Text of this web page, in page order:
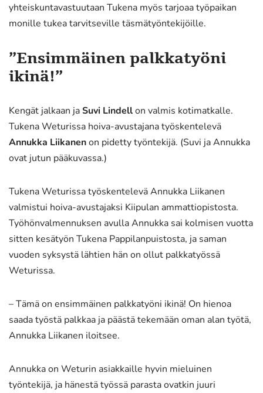
yhteiskuntavastuutaan Tukena myös tarjoaa työpaikan
monille tukea tarvitseville täsmätyöntekijöille.
”Ensimmäinen palkkatyöni
ikinä!”
Kengät jalkaan jaSuvi Lindellon valmis kotimatkalle.
Tukena Weturissa hoiva-avustajana työskentelevä
Annukka Liikanenon pidetty työntekijä. (Suvi ja Annukka
ovat jutun pääkuvassa.)
Tukena Weturissa työskentelevä Annukka Liikanen
valmistui hoiva-avustajaksi Kiipulan ammattiopistosta.
Työhönvalmennuksen avulla Annukka sai kolmisen vuotta
sitten kesätyön Tukena Pappilanpuistosta, ja saman
vuoden syksystä lähtien hän on ollut palkkatyössä
Weturissa.
– Tämä on ensimmäinen palkkatyöni ikinä! On hienoa
saada työstä palkkaa ja päästä tekemään oman alan työtä,
Annukka Liikanen iloitsee.
Annukka on Weturin asiakkaille hyvin mieluinen
työntekijä, ja hänestä työssä parasta ovatkin juuri